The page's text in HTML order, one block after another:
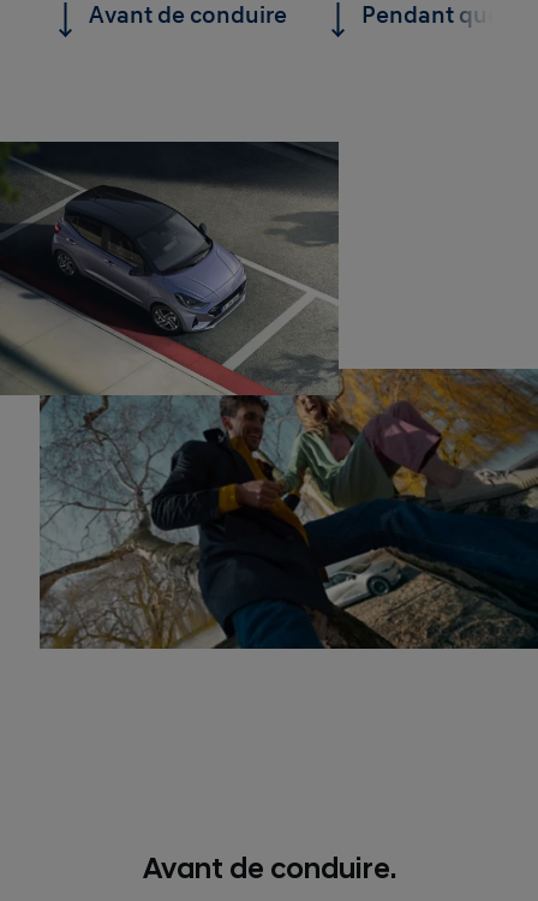
Avant de conduire Pendant que
Avant de conduire.